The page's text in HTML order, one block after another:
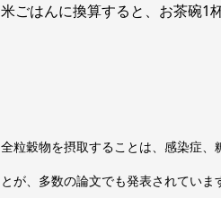
米ごはんに換算すると、お茶碗1
全粒穀物を摂取することは、感染症
とが、多数の論文でも発表されていま